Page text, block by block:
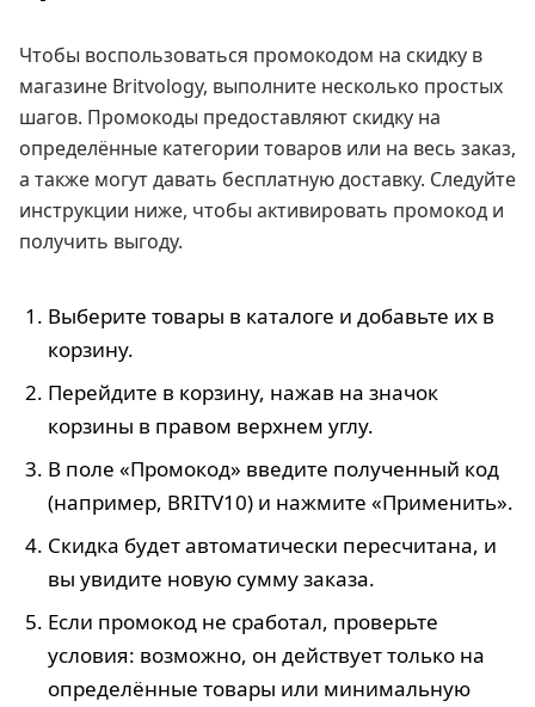
Чтобы воспользоваться промокодом на скидку в
магазине Britvology, выполните несколько простых
шагов. Промокоды предоставляют скидку на
определённые категории товаров или на весь заказ,
а также могут давать бесплатную доставку. Следуйте
инструкции ниже, чтобы активировать промокод и
получить выгоду.
Выберите товары в каталоге и добавьте их в
корзину.
Перейдите в корзину, нажав на значок
корзины в правом верхнем углу.
В поле «Промокод» введите полученный код
(например, BRITV10) и нажмите «Применить».
Скидка будет автоматически пересчитана, и
вы увидите новую сумму заказа.
Если промокод не сработал, проверьте
условия: возможно, он действует только на
определённые товары или минимальную